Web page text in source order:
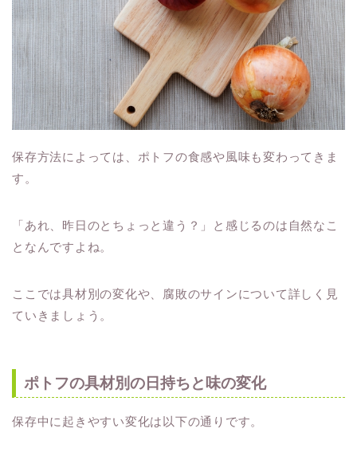
保存方法によっては、ポトフの食感や風味も変わってきま
す。
「あれ、昨日のとちょっと違う？」と感じるのは自然なこ
となんですよね。
ここでは具材別の変化や、腐敗のサインについて詳しく見
ていきましょう。
ポトフの具材別の日持ちと味の変化
保存中に起きやすい変化は以下の通りです。